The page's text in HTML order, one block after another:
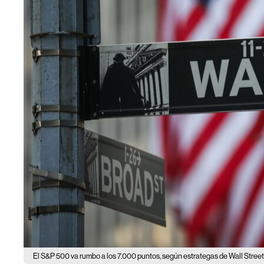
El S&P 500 va rumbo a los 7.000 puntos, según estrategas de Wall